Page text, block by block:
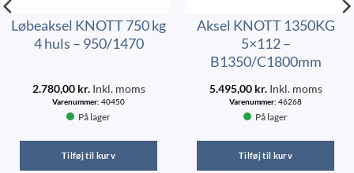
Løbeaksel KNOTT 750 kg
4 huls – 950/1470
2.780,00 kr.Inkl. moms
Varenummer: 40450
På lager
Tilføj til kurv
Aksel KNOTT 1350KG
5×112 –
B1350/C1800mm
5.495,00 kr.Inkl. moms
Varenummer: 46268
På lager
Tilføj til kurv